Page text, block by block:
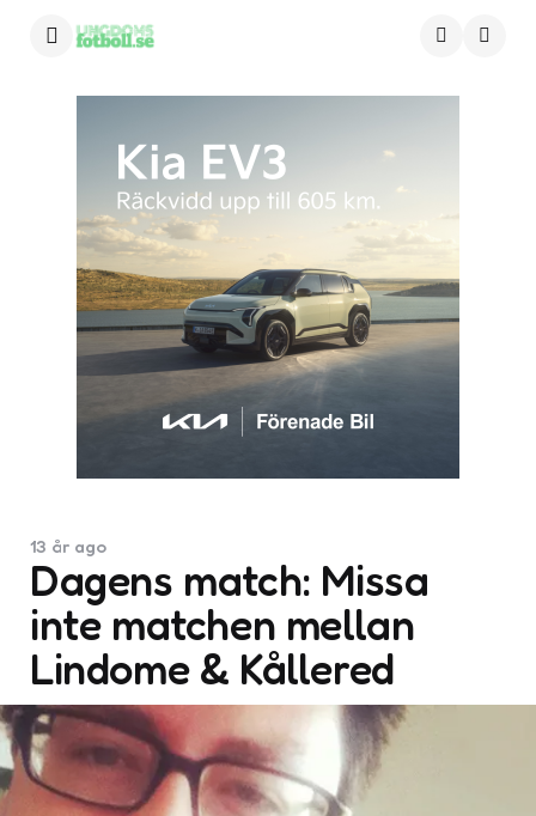
Dagens match: Missa
inte matchen mellan
Lindome & Kållered
13 år ago